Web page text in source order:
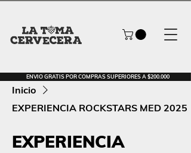
ENVIO GRATIS POR COMPRAS SUPERIORES A $200.000
Inicio
EXPERIENCIA ROCKSTARS MED 2025
EXPERIENCIA